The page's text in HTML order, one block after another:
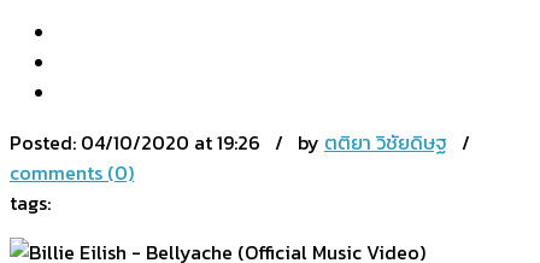
Posted: 04/10/2020 at 19:26 / by ตติยา วิชัยดิษฐ /
comments (0)
tags: